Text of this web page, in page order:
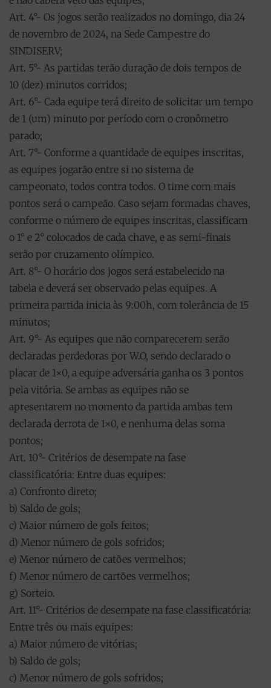
Art. 4°- Os jogos serão realizados no domingo, dia 24
de novembro de 2024, na Sede Campestre do
SINDISERV;
Art. 5°- As partidas terão duração de dois tempos de
10 (dez) minutos corridos;
Art. 6°- Cada equipe terá direito de solicitar um tempo
de 1 (um) minuto por período com o cronômetro
parado;
Art. 7°- Conforme a quantidade de equipes inscritas,
as equipes jogarão entre si no sistema de
campeonato, todos contra todos. O time com mais
pontos será o campeão. Caso sejam formadas chaves,
conforme o número de equipes inscritas, classificam
o 1° e 2° colocados de cada chave, e as semi-finais
serão por cruzamento olímpico.
Art. 8°- O horário dos jogos será estabelecido na
tabela e deverá ser observado pelas equipes. A
primeira partida inicia às 9:00h, com tolerância de 15
minutos;
Art. 9°- As equipes que não comparecerem serão
declaradas perdedoras por W.O, sendo declarado o
placar de 1×0, a equipe adversária ganha os 3 pontos
pela vitória. Se ambas as equipes não se
apresentarem no momento da partida ambas tem
declarada derrota de 1×0, e nenhuma delas soma
pontos;
Art. 10°- Critérios de desempate na fase
classificatória: Entre duas equipes:
a) Confronto direto;
b) Saldo de gols;
c) Maior número de gols feitos;
d) Menor número de gols sofridos;
e) Menor número de catões vermelhos;
f) Menor número de cartões vermelhos;
g) Sorteio.
Art. 11°- Critérios de desempate na fase classificatória:
Entre três ou mais equipes:
a) Maior número de vitórias;
b) Saldo de gols;
c) Menor número de gols sofridos;